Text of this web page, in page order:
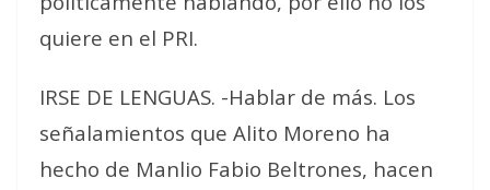
quiere en el PRI.
IRSE DE LENGUAS. -Hablar de más. Los
señalamientos que Alito Moreno ha
hecho de Manlio Fabio Beltrones, hacen